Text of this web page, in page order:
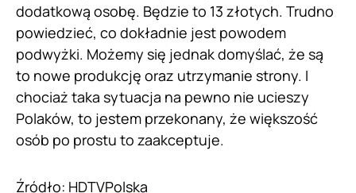
dodatkową osobę. Będzie to 13 złotych. Trudno
powiedzieć, co dokładnie jest powodem
podwyżki. Możemy się jednak domyślać, że są
to nowe produkcję oraz utrzymanie strony. I
chociaż taka sytuacja na pewno nie ucieszy
Polaków, to jestem przekonany, że większość
osób po prostu to zaakceptuje.
Źródło: HDTVPolska